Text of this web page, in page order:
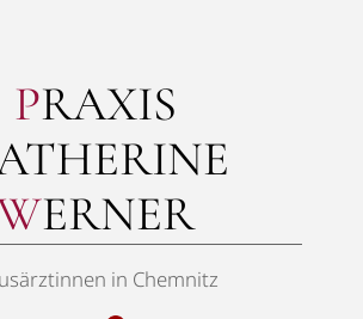
PRAXIS
ERNER
in Chemnitz